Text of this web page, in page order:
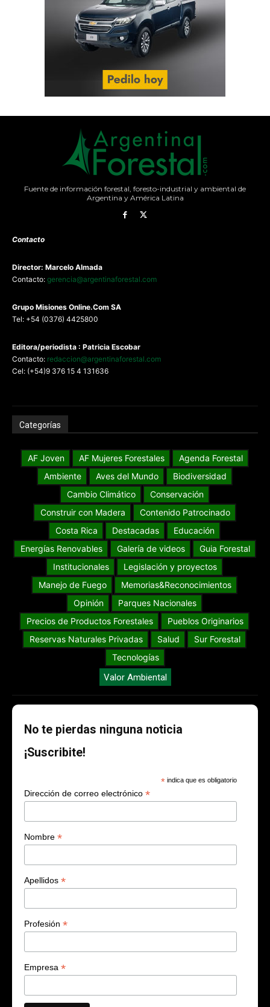
Fuente de información forestal, foresto-industrial y ambiental de
Argentina y América Latina
Contacto
Director: Marcelo Almada
Contacto: gerencia@argentinaforestal.com
Grupo Misiones Online.Com SA
Tel: +54 (0376) 4425800
Editora/periodista : Patricia Escobar
Contacto: redaccion@argentinaforestal.com
Cel: (+54)9 376 15 4 131636
Categorías
AF Joven AF Mujeres Forestales
Agenda Forestal
Ambiente
Aves del Mundo
Biodiversidad
Cambio Climático
Conservación
Construir con Madera
Contenido Patrocinado
Costa Rica
Destacadas
Educación
Energías Renovables
Galería de videos
Guia Forestal
Institucionales
Legislación y proyectos
Manejo de Fuego
Memorias&Reconocimientos
Opinión
Parques Nacionales
Precios de Productos Forestales
Pueblos Originarios
Reservas Naturales Privadas
Salud
Sur Forestal
Tecnologías
Valor Ambiental
No te pierdas ninguna noticia
¡Suscribite!
* indica que es obligatorio
Dirección de correo electrónico *
Nombre *
Apellidos *
Profesión *
Empresa *